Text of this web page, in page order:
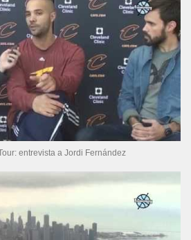
entrevista a Jordi Fernández